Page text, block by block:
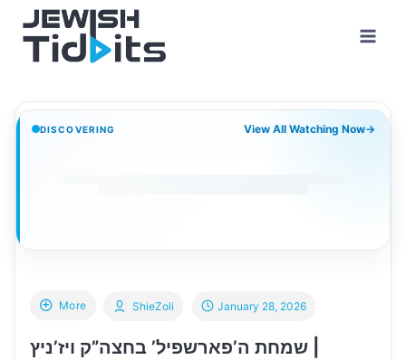
content
DISCOVERING View All Watching Now→
More
שמחת ה’פארשפיל’ בחצה”ק ויז’ניץ |
ShieZoli January 28, 2026